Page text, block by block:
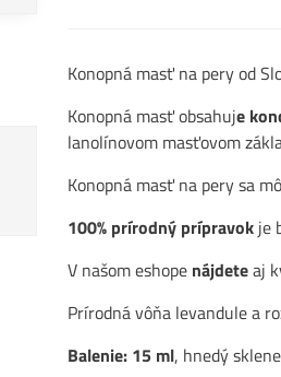
Konopná masť na pery od
Konopná masť obsahuje
lanolínovom masťovom
Konopná masť na pery sa
100% prírodný prípravok je
V našom eshope nájdeteaj
Prírodná vôňa levandule a
Balenie: 15 ml, hnedý